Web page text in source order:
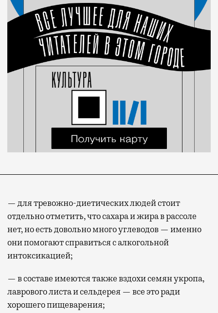
— для тревожно-диетических людей стоит
отдельно отметить, что сахара и жира в рассоле
нет, но есть довольно много углеводов — именно
они помогают справиться с алкогольной
интоксикацией;
— в составе имеются также вздохи семян укропа,
лаврового листа и сельдерея — все это ради
хорошего пищеварения;